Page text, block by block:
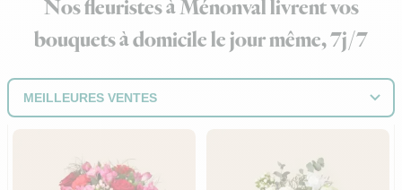
Nos fleuristes à Ménonval livrent vos
bouquets à domicile le jour même, 7j/7